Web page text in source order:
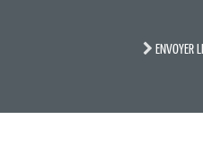
ENVOYER